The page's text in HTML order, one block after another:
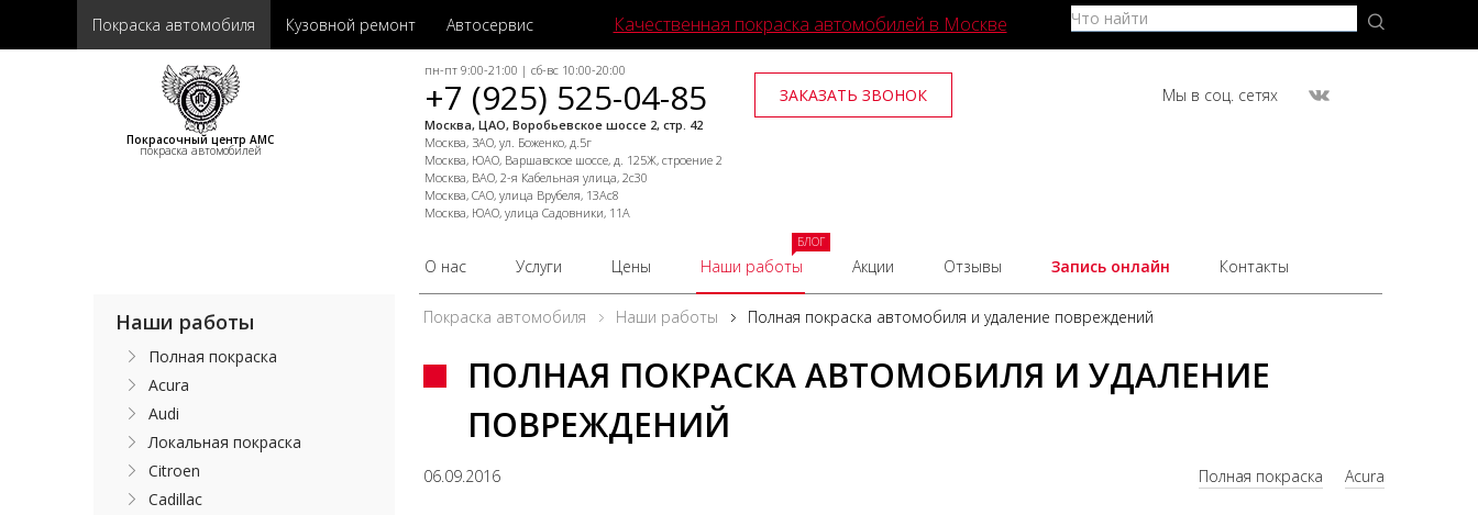
Покраска автомобиля Кузовной ремонт Автосервис Качественная покраска автомобилей в Москве
Покрасочный центр АМС
покраска автомобилей
пн-пт 9:00-21:00 | сб-вс 10:00-20:00
+7 (925) 525-04-85
Москва, ЦАО, Воробьевское шоссе 2, стр. 42
Москва, ЗАО, ул. Боженко, д.5г
Москва, ЮАО, Варшавское шоссе, д. 125Ж, строение 2
Москва, ВАО, 2-я Кабельная улица, 2с30
Москва, САО, улица Врубеля, 13Ас8
Москва, ЮАО, улица Садовники, 11А
ЗАКАЗАТЬ ЗВОНОК Мы в соц. сетях
О нас Услуги Цены Наши работы
БЛОГ
Акции Отзывы Запись онлайн Контакты
Покраска автомобиля Наши работы Полная покраска автомобиля и удаление повреждений
ПОЛНАЯ ПОКРАСКА АВТОМОБИЛЯ И УДАЛЕНИЕ
ПОВРЕЖДЕНИЙ
06.09.2016 Полная покраска Acura
Наши работы
Полная покраска
Acura
Audi
Локальная покраска
Citroen
Cadillac